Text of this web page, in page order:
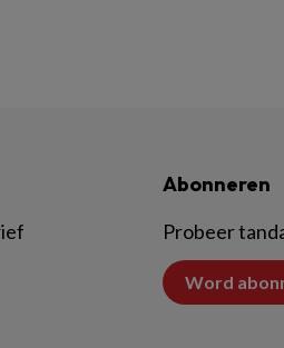
Abonneren
Probeer
Word